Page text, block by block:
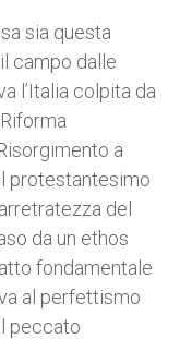
sia questa
campo dalle
l’Italia colpita da
a
protestantesimo
del
da un ethos
fondamentale
al perfettismo
peccato